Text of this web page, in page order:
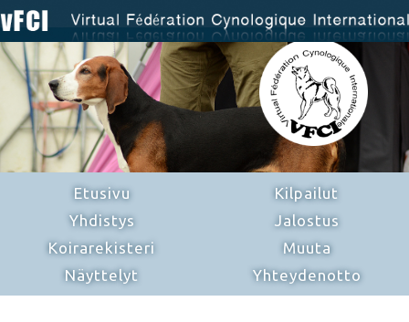
Etusivu
Yhdistys
Koirarekisteri
Näyttelyt
Kilpailut
Jalostus
Muuta
Yhteydenotto